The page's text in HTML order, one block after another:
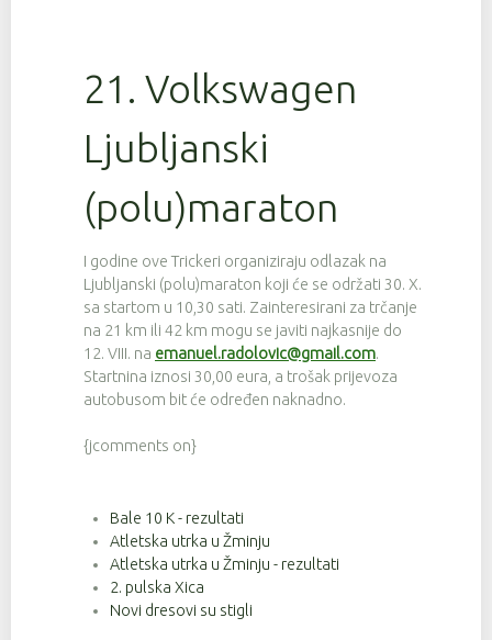
21. Volkswagen
Ljubljanski
(polu)maraton
I godine ove Trickeri organiziraju odlazak na
Ljubljanski (polu)maraton koji će se održati 30. X.
sa startom u 10,30 sati. Zainteresirani za trčanje
na 21 km ili 42 km mogu se javiti najkasnije do
12. VIII. na emanuel.radolovic@gmail.com.
Startnina iznosi 30,00 eura, a trošak prijevoza
autobusom bit će određen naknadno.
{jcomments on}
Bale 10 K - rezultati
Atletska utrka u Žminju
Atletska utrka u Žminju - rezultati
2. pulska Xica
Novi dresovi su stigli